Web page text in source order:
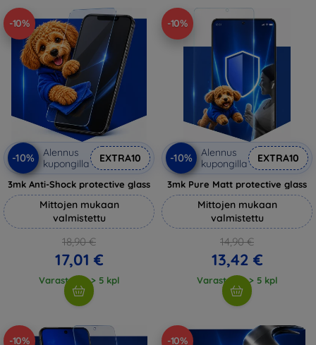
-10%
-10%
Alennus
kupongilla
EXTRA10
3mk Anti-Shock protective glass
Mittojen mukaan
valmistettu
18,90 €
17,01 €
Varastossa > 5 kpl
-10%
-10%
Alennus
kupongilla
EXTRA10
3mk Pure Matt protective glass
Mittojen mukaan
valmistettu
14,90 €
13,42 €
Varastossa > 5 kpl
-10% -10%